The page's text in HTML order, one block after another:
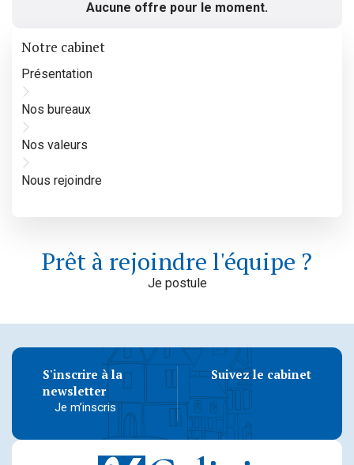
Notre cabinet
Présentation
Nos bureaux
Nos valeurs
Nous rejoindre
Prêt à rejoindre l'équipe ?
Je postule
S'inscrire à la
newsletter
Je m’inscris
Suivez le cabinet